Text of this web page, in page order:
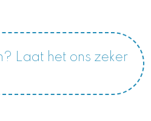
Laat het ons zeker